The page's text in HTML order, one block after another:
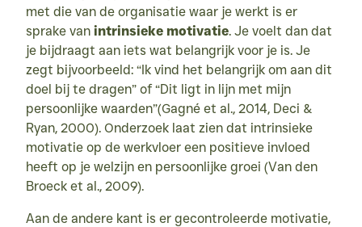
met die van de organisatie waar je werkt is er
sprake van intrinsieke motivatie. Je voelt dan dat
je bijdraagt aan iets wat belangrijk voor je is. Je
zegt bijvoorbeeld: “Ik vind het belangrijk om aan dit
doel bij te dragen” of “Dit ligt in lijn met mijn
persoonlijke waarden”(Gagné et al., 2014, Deci &
Ryan, 2000). Onderzoek laat zien dat intrinsieke
motivatie op de werkvloer een positieve invloed
heeft op je welzijn en persoonlijke groei (Van den
Broeck et al., 2009).
Aan de andere kant is er gecontroleerde motivatie,